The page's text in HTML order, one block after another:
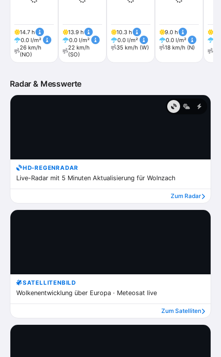
14.7 h
0.0 l/m²
26 km/h
(NO)
13.9 h
0.0 l/m²
22 km/h
(SO)
10.3 h
0.0 l/m²
35 km/h (W)
9.0 h
0.0 l/m²
18 km/h (N)
Radar & Messwerte
HD-REGENRADAR
Live-Radar mit 5 Minuten Aktualisierung für Wolnzach
Zum Radar
SATELLITENBILD
Wolkenentwicklung über Europa · Meteosat live
Zum Satelliten